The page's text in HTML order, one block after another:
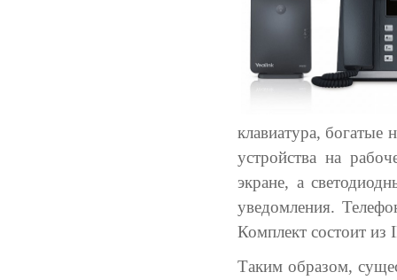
клавиатура, богатые
устройства на
экране, а
уведомления.
Комплект состоит из
Таким образом,